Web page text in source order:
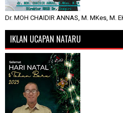
Dr. MOH CHAIDIR ANNAS, M. MKes, M.
IKLAN UCAPAN NATARU